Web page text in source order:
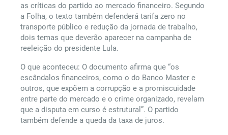
as críticas do partido ao mercado financeiro. Segundo
a Folha, o texto também defenderá tarifa zero no
transporte público e redução da jornada de trabalho,
dois temas que deverão aparecer na campanha de
reeleição do presidente Lula.
O que aconteceu: O documento afirma que “os
escândalos financeiros, como o do Banco Master e
outros, que expõem a corrupção e a promiscuidade
entre parte do mercado e o crime organizado, revelam
que a disputa em curso é estrutural”. O partido
também defende a queda da taxa de juros.